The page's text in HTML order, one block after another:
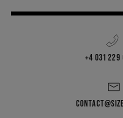
+4 031 229